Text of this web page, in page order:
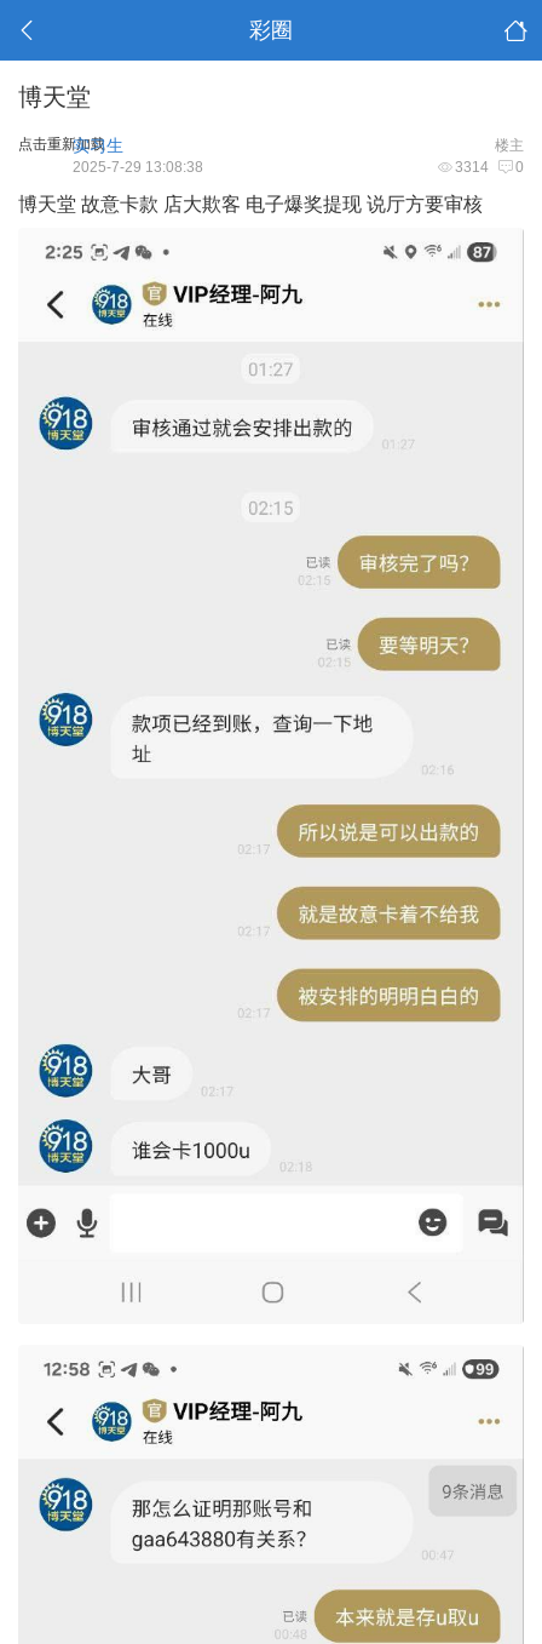
彩圈
博天堂
点击重新加载 楼主
实习生
3314 0
2025-7-29 13:08:38
博天堂 故意卡款 店大欺客 电子爆奖提现 说厅方要审核